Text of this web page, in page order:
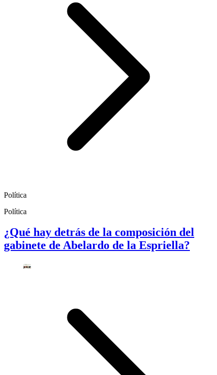
Política
Política
¿Qué hay detrás de la composición del
gabinete de Abelardo de la Espriella?